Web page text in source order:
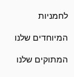
לחמניות
המיוחדים שלנו
המתוקים שלנו